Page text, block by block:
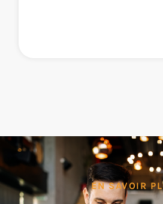
EN SAVOIR